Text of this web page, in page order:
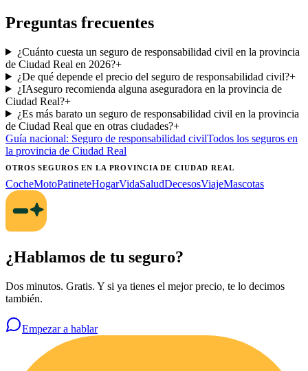
Preguntas frecuentes
¿Cuánto cuesta un seguro de responsabilidad civil en la provincia
de Ciudad Real en 2026?+
¿De qué depende el precio del seguro de responsabilidad civil?+
¿IAseguro recomienda alguna aseguradora en la provincia de
Ciudad Real?+
¿Es más barato un seguro de responsabilidad civil en la provincia
de Ciudad Real que en otras ciudades?+
Guía nacional: Seguro de responsabilidad civilTodos los seguros en
la provincia de Ciudad Real
OTROS SEGUROSEN LA PROVINCIA DE CIUDAD REAL
CocheMotoPatineteHogarVidaSaludDecesosViajeMascotas
¿Hablamos de tu seguro?
Dos minutos. Gratis. Y si ya tienes el mejor precio, te lo decimos
también.
Empezar a hablar